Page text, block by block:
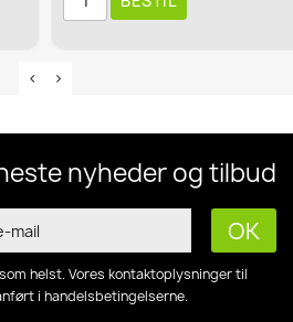
nyheder og tilbud
helst. Vores kontaktoplysninger til
i handelsbetingelserne.